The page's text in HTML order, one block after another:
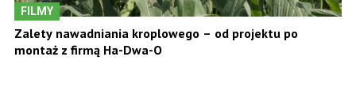
FILMY
Zalety nawadniania kroplowego – od projektu po
montaż z firmą Ha-Dwa-O